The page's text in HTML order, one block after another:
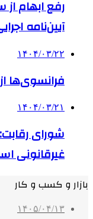
آیین‌نامه
۱۴۰۴/۰۳/۲۲
فرانسوی‌ها
۱۴۰۴/۰۳/۲۱
شورای
غیرقانونی
بازار و کسب و کار
۱۴۰۵/۰۴/۱۳